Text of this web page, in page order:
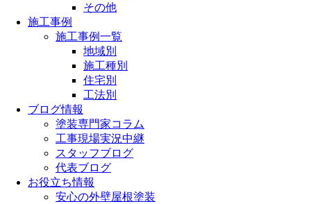
その他
施工事例
施工事例一覧
地域別
施工種別
住宅別
工法別
ブログ情報
塗装専門家コラム
工事現場実況中継
スタッフブログ
代表ブログ
お役立ち情報
安心の外壁屋根塗装